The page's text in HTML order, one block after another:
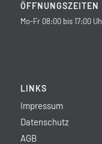
ÖFFNUNGSZEITEN
Mo-Fr 08:00 bis 17:00
LINKS
Impressum
Datenschutz
AGB